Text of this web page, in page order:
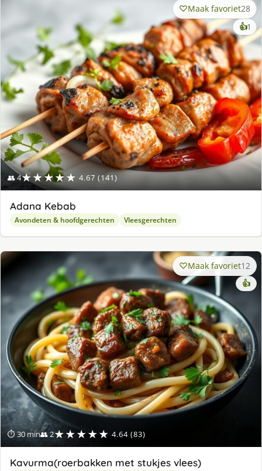
👥 4★★★★★ 4.67 (141)
Maak favoriet28
👍1
Adana Kebab
Avondeten & hoofdgerechten Vleesgerechten
⏱ 30 min👥 2★★★★★ 4.64 (83)
Maak favoriet12
👍
Kavurma(roerbakken met stukjes vlees)